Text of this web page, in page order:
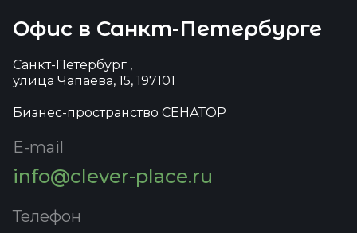
Офис в Санкт-Петербурге
Санкт-Петербург ,
улица Чапаева, 15, 197101
Бизнес-пространство СЕНАТОР
E-mail
info@clever-place.ru
Телефон